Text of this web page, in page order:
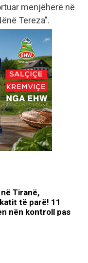
menjëherë në
Tereza".
në Tiranë,
të parë! 11
nën kontroll pas